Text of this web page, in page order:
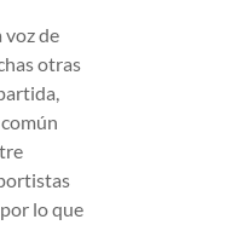
voz de
otras
lo que